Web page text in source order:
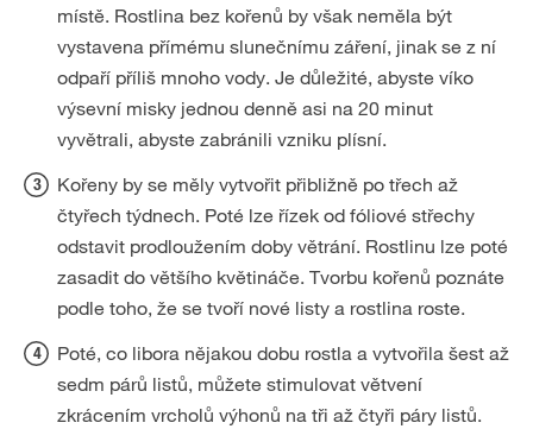
místě. Rostlina bez kořenů by však neměla být
vystavena přímému slunečnímu záření, jinak se z ní
odpaří příliš mnoho vody. Je důležité, abyste víko
výsevní misky jednou denně asi na 20 minut
vyvětrali, abyste zabránili vzniku plísní.
Kořeny by se měly vytvořit přibližně po třech až
čtyřech týdnech. Poté lze řízek od fóliové střechy
odstavit prodloužením doby větrání. Rostlinu lze poté
zasadit do většího květináče. Tvorbu kořenů poznáte
podle toho, že se tvoří nové listy a rostlina roste.
Poté, co libora nějakou dobu rostla a vytvořila šest až
sedm párů listů, můžete stimulovat větvení
zkrácením vrcholů výhonů na tři až čtyři páry listů.